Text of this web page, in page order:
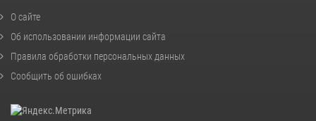
О сайте
Об использовании информации сайта
Правила обработки персональных данных
Сообщить об ошибках